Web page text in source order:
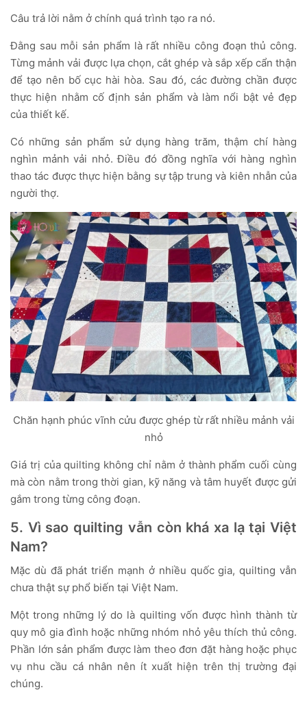
Câu trả lời nằm ở chính quá trình tạo ra nó.
Đằng sau mỗi sản phẩm là rất nhiều công đoạn thủ công.
Từng mảnh vải được lựa chọn, cắt ghép và sắp xếp cẩn thận
để tạo nên bố cục hài hòa. Sau đó, các đường chần được
thực hiện nhằm cố định sản phẩm và làm nổi bật vẻ đẹp
của thiết kế.
Có những sản phẩm sử dụng hàng trăm, thậm chí hàng
nghìn mảnh vải nhỏ. Điều đó đồng nghĩa với hàng nghìn
thao tác được thực hiện bằng sự tập trung và kiên nhẫn của
người thợ.
Chăn hạnh phúc vĩnh cửu được ghép từ rất nhiều mảnh vải
nhỏ
Giá trị của quilting không chỉ nằm ở thành phẩm cuối cùng
mà còn nằm trong thời gian, kỹ năng và tâm huyết được gửi
gắm trong từng công đoạn.
5. Vì sao quilting vẫn còn khá xa lạ tại Việt
Nam?
Mặc dù đã phát triển mạnh ở nhiều quốc gia, quilting vẫn
chưa thật sự phổ biến tại Việt Nam.
Một trong những lý do là quilting vốn được hình thành từ
quy mô gia đình hoặc những nhóm nhỏ yêu thích thủ công.
Phần lớn sản phẩm được làm theo đơn đặt hàng hoặc phục
vụ nhu cầu cá nhân nên ít xuất hiện trên thị trường đại
chúng.